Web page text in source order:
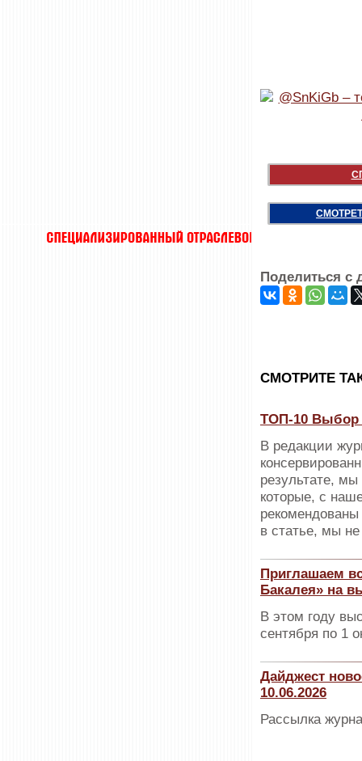
Поделиться с
CМОТРИТЕ
ТОП-10 Выбор
В редакции
результате,
которые, с
рекомендованы
в статье, мы
Приглашаем
Бакалея» на
В этом году
сентября по 1
Дайджест
10.06.2026
Рассылка